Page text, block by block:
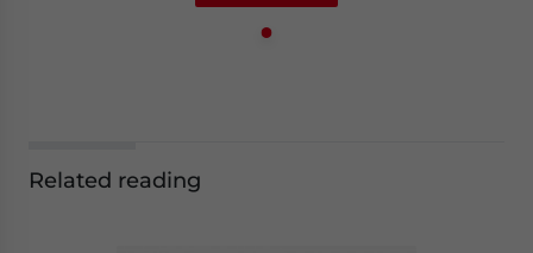
Related reading